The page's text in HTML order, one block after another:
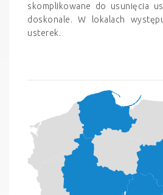
skomplikowane do usunięcia
doskonale. W lokalach
usterek.